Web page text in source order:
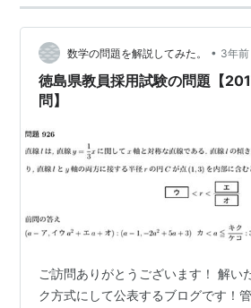
数学の問題を解説してみた。 • 3年前
徳島県教員採用試験の問題【
問】
ご訪問ありがとうございます！ 解い
ク方式にして公表するブログです！